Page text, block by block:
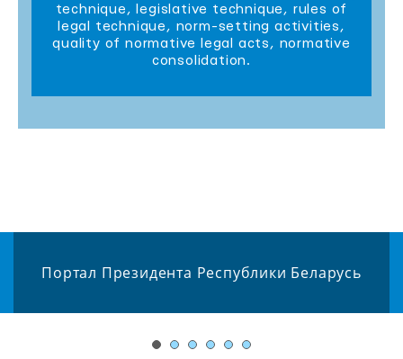
technique, legislative technique, rules of
legal technique, norm-setting activities,
quality of normative legal acts, normative
consolidation.
Портал Президента Республики Беларусь